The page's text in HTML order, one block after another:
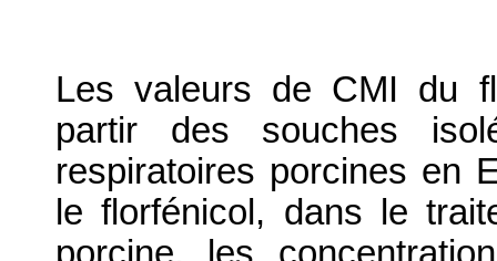
Les valeurs de CMI du
partir des souches
respiratoires porcines en
le florfénicol, dans le